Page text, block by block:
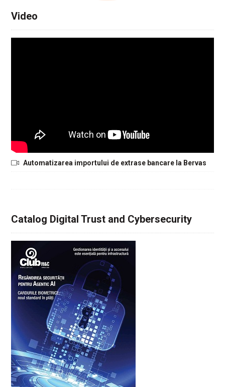
Video
Automatizarea importului de extrase bancare la Bervas
Catalog Digital Trust and Cybersecurity